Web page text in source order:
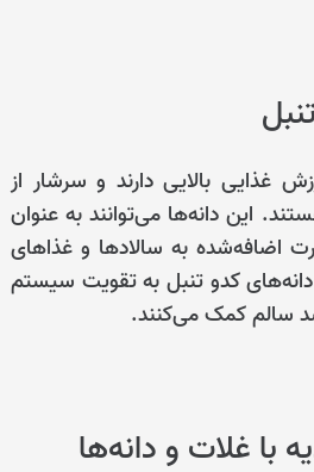
غذایی بالایی دارند و سرشار از
این دانه‌ها می‌توانند به عنوان
اضافه‌شده به سالادها و غذاهای
کدو تنبل به تقویت سیستم
سالم کمک می‌کنند.
با غلات و دانه‌ها